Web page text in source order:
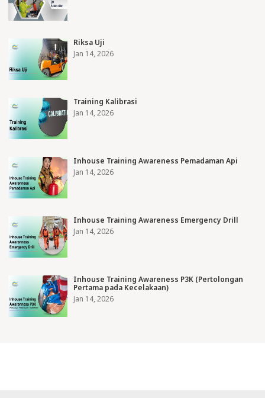
Riksa Uji
Jan 14, 2026
Training Kalibrasi
Jan 14, 2026
Inhouse Training Awareness Pemadaman Api
Jan 14, 2026
Inhouse Training Awareness Emergency Drill
Jan 14, 2026
Inhouse Training Awareness P3K (Pertolongan
Pertama pada Kecelakaan)
Jan 14, 2026